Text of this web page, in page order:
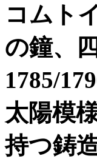
コムト
の鐘、
1785/
太陽模
持つ鋳